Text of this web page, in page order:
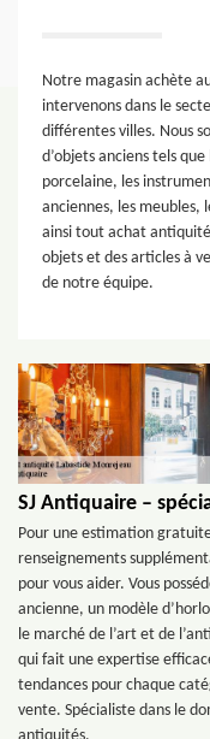
Notre magasin achète
intervenons dans le
différentes villes. Nous
d’objets anciens tels
porcelaine, les
anciennes, les meubles,
ainsi tout achat
objets et des articles à
de notre équipe.
SJ Antiquaire –
Pour une estimation
renseignements
pour vous aider. Vous
ancienne, un modèle
le marché de l’art et de
qui fait une expertise
tendances pour chaque
vente. Spécialiste dans le